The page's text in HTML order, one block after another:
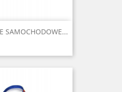
SAMOCHODOWE...